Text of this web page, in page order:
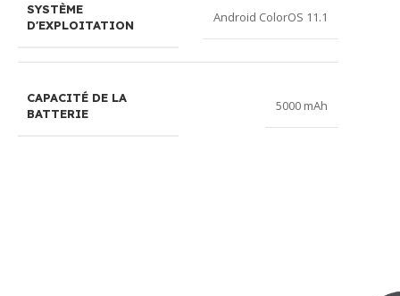
SYSTÈME
D'EXPLOITATION
Android ColorOS 11.1
CAPACITÉ DE LA
BATTERIE
5000 mAh